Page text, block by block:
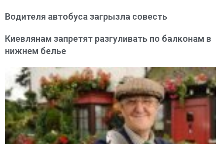
Водителя автобуса загрызла совесть
Киевлянам запретят разгуливать по балконам в
нижнем белье